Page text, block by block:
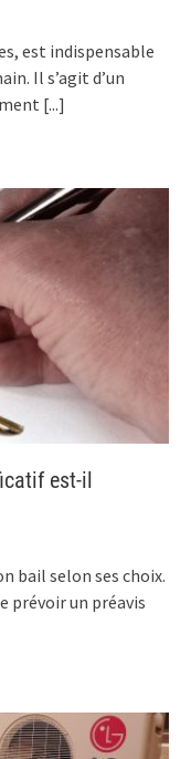
est indispensable
Il s’agit d’un
[...]
est-il
bail selon ses choix.
prévoir un préavis